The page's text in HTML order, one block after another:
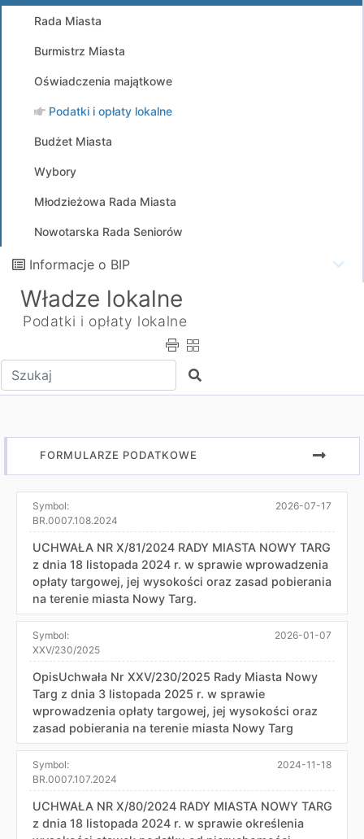
Rada Miasta
Burmistrz Miasta
Oświadczenia majątkowe
Podatki i opłaty lokalne
Budżet Miasta
Wybory
Młodzieżowa Rada Miasta
Nowotarska Rada Seniorów
Informacje o BIP
Władze lokalne
Podatki i opłaty lokalne
Wpisz tekst do wyszukania Szukaj
FORMULARZE PODATKOWE
Symbol:
BR.0007.108.2024
2026-07-17
UCHWAŁA NR X/81/2024 RADY MIASTA NOWY TARG
z dnia 18 listopada 2024 r. w sprawie wprowadzenia
opłaty targowej, jej wysokości oraz zasad pobierania
na terenie miasta Nowy Targ.
Symbol:
XXV/230/2025
2026-01-07
OpisUchwała Nr XXV/230/2025 Rady Miasta Nowy
Targ z dnia 3 listopada 2025 r. w sprawie
wprowadzenia opłaty targowej, jej wysokości oraz
zasad pobierania na terenie miasta Nowy Targ
Symbol:
BR.0007.107.2024
2024-11-18
UCHWAŁA NR X/80/2024 RADY MIASTA NOWY TARG
z dnia 18 listopada 2024 r. w sprawie określenia